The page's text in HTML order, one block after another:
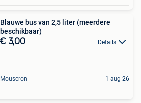
Blauwe bus van 2,5 liter (meerdere
beschikbaar)
€ 3,00 Details
Mouscron 1 aug 26